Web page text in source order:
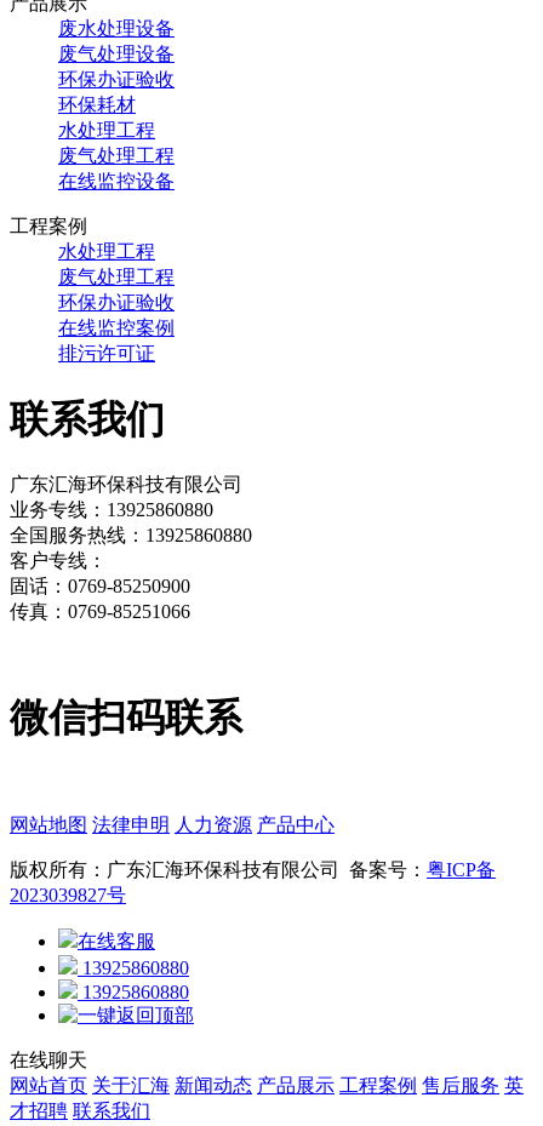
废水处理设备
废气处理设备
环保办证验收
环保耗材
水处理工程
废气处理工程
在线监控设备
工程案例
水处理工程
废气处理工程
环保办证验收
在线监控案例
排污许可证
联系我们
广东汇海环保科技有限公司
业务专线：13925860880
全国服务热线：13925860880
客户专线：
固话：0769-85250900
传真：0769-85251066
微信扫码联系
网站地图 法律申明 人力资源 产品中心
版权所有：广东汇海环保科技有限公司 备案号： 粤ICP备
2023039827号
在线客服
13925860880
13925860880
在线聊天
网站首页 关于汇海 新闻动态 产品展示 工程案例 售后服务 英
才招聘 联系我们